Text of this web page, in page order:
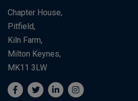
Chapter House,
Pitfield,
Kiln Farm,
Milton Keynes,
MK11 3LW